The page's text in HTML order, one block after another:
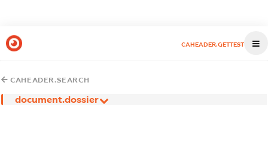
CAHEADER.GETTEST
CAHEADER.SEARCH
document.dossier